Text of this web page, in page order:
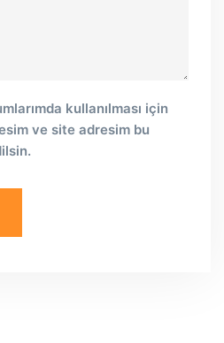
kullanılması için
ve site adresim bu